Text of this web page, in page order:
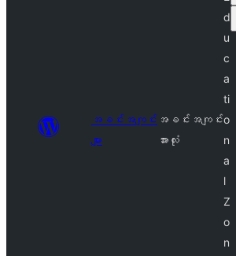
အခင်းအကျင်း
များ
အခင်းအကျင်း
အားလုံး
d
u
c
a
ti
o
n
a
l
Z
o
n